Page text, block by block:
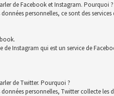
de Facebook et Instagram. Pourquoi ?
personnelles, ce sont des
Instagram qui est un service de
de Twitter. Pourquoi ?
personnelles, Twitter collecte les